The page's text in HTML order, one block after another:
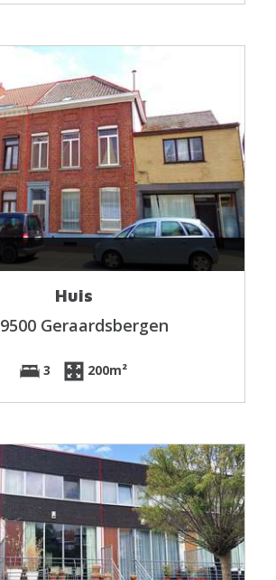
Huis
9500 Geraardsbergen
3 200m²